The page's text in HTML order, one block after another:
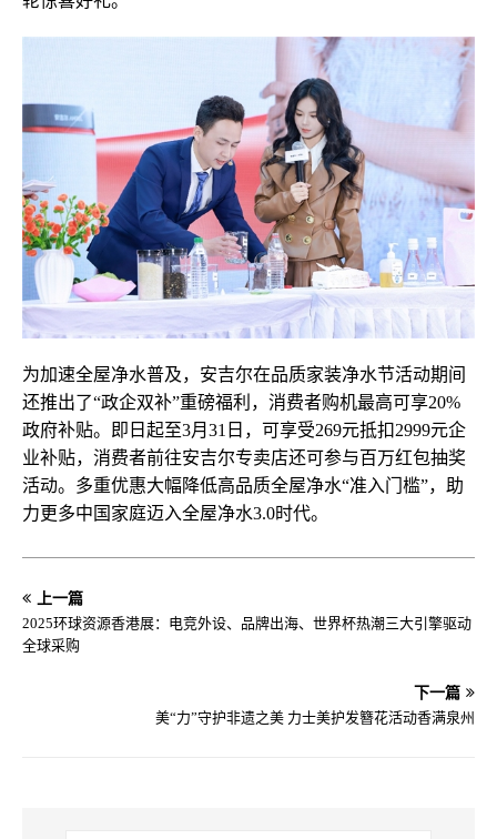
为加速全屋净水普及，安吉尔在品质家装净水节活动期间
还推出了“政企双补”重磅福利，消费者购机最高可享20%
政府补贴。即日起至3月31日，可享受269元抵扣2999元企
业补贴，消费者前往安吉尔专卖店还可参与百万红包抽奖
活动。多重优惠大幅降低高品质全屋净水“准入门槛”，助
力更多中国家庭迈入全屋净水3.0时代。
上一篇
2025环球资源香港展：电竞外设、品牌出海、世界杯热潮三大引擎驱动
全球采购
下一篇
美“力”守护非遗之美 力士美护发簪花活动香满泉州